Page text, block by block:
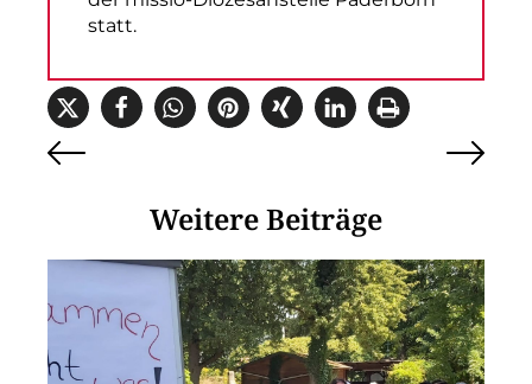
statt.
Weitere Beiträge